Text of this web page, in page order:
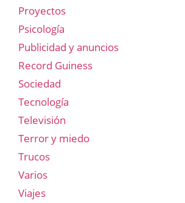
Proyectos
Psicología
Publicidad y anuncios
Record Guiness
Sociedad
Tecnología
Televisión
Terror y miedo
Trucos
Varios
Viajes